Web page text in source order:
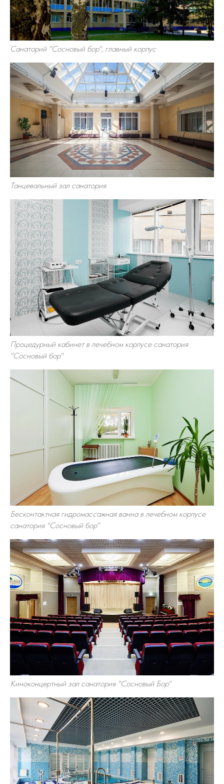
Санаторий "Сосновый бор", главный корпус
Танцевальный зал санатория
Процедурный кабинет в лечебном корпусе санатория
"Сосновый бор"
Бесконтактная гидромассажная ванна в лечебном корпусе
санатория "Сосновый бор"
Киноконцертный зал санатория "Сосновый Бор"